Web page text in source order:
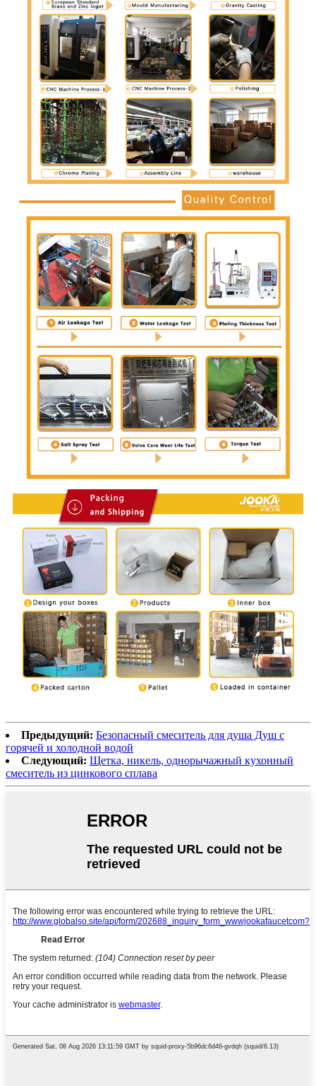
Предыдущий: Безопасный смеситель для душа Душ с
горячей и холодной водой
Следующий: Щетка, никель, однорычажный кухонный
смеситель из цинкового сплава